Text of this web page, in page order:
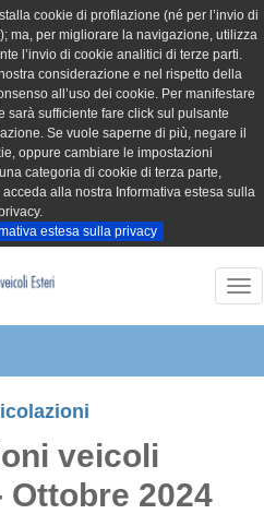
cookie di profilazione (né per l’invio di
ma, per migliorare la navigazione, utilizza
l’invio di cookie analitici di terze parti.
considerazione e nel rispetto della
all’uso dei cookie. Per manifestare
sarà sufficiente fare click sul pulsante
Se vuole saperne di più, negare il
oppure cambiare le impostazioni
categoria di cookie di terza parte,
alla nostra Informativa estesa sulla
estesa sulla privacy
veicoli
2024